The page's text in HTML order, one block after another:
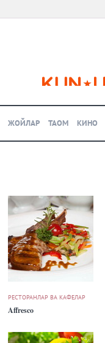
ЖОЙЛАР ТАОМ КИНО
РЕСТОРАНЛАР ВА КАФЕЛАР
Affresco